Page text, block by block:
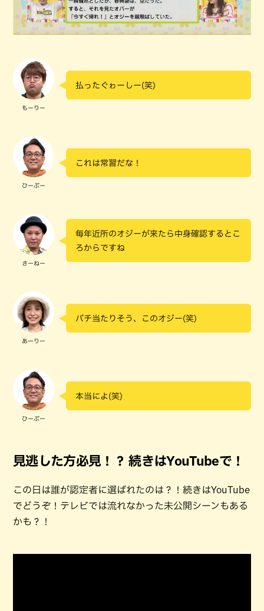
もーりー
払ったぐゎーしー(笑)
ひーぷー
これは常習だな！
さーねー
毎年近所のオジーが来たら中身確認するとこ
ろからですね
あーりー
バチ当たりそう、このオジー(笑)
ひーぷー
本当によ(笑)
見逃した方必見！？ 続きはYouTubeで！
この日は誰が認定者に選ばれたのは？！続きはYouTube
でどうぞ！テレビでは流れなかった未公開シーンもある
かも？！